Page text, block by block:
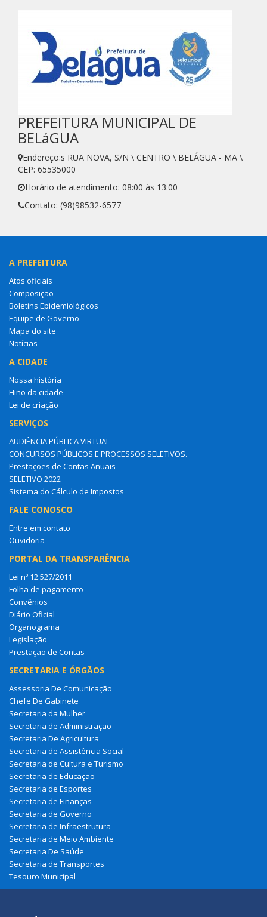
PREFEITURA MUNICIPAL DE
BELáGUA
Endereço:s RUA NOVA, S/N \ CENTRO \ BELÁGUA - MA \
CEP: 65535000
Horário de atendimento: 08:00 às 13:00
Contato: (98)98532-6577
A PREFEITURA
Atos oficiais
Composição
Boletins Epidemiológicos
Equipe de Governo
Mapa do site
Notícias
A CIDADE
Nossa história
Hino da cidade
Lei de criação
SERVIÇOS
AUDIÊNCIA PÚBLICA VIRTUAL
CONCURSOS PÚBLICOS E PROCESSOS SELETIVOS.
Prestações de Contas Anuais
SELETIVO 2022
Sistema do Cálculo de Impostos
FALE CONOSCO
Entre em contato
Ouvidoria
PORTAL DA TRANSPARÊNCIA
Lei nº 12.527/2011
Folha de pagamento
Convênios
Diário Oficial
Organograma
Legislação
Prestação de Contas
SECRETARIA E ÓRGÃOS
Assessoria De Comunicação
Chefe De Gabinete
Secretaria da Mulher
Secretaria de Administração
Secretaria De Agricultura
Secretaria de Assistência Social
Secretaria de Cultura e Turismo
Secretaria de Educação
Secretaria de Esportes
Secretaria de Finanças
Secretaria de Governo
Secretaria de Infraestrutura
Secretaria de Meio Ambiente
Secretaria De Saúde
Secretaria de Transportes
Tesouro Municipal